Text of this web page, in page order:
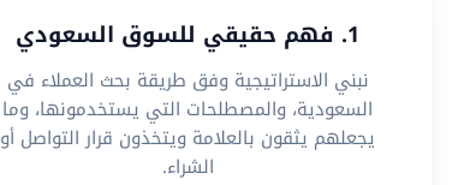
1. فهم حقيقي للسوق السعودي
نبني الاستراتيجية وفق طريقة بحث العملاء في
السعودية، والمصطلحات التي يستخدمونها، وما
يجعلهم يثقون بالعلامة ويتخذون قرار التواصل أو
الشراء.